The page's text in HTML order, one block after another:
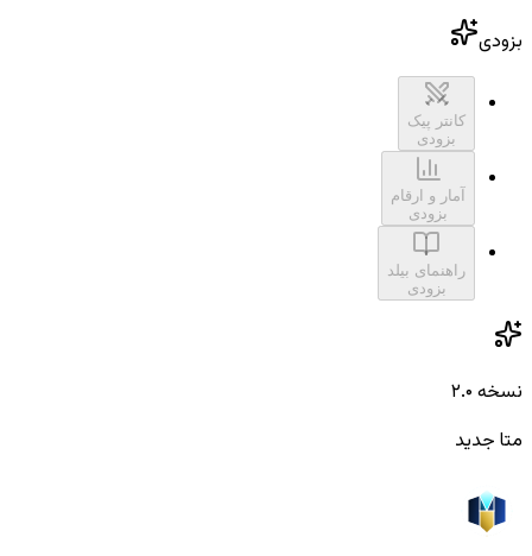
بزودی
کانتر پیک
بزودی
آمار و ارقام
بزودی
راهنمای بیلد
بزودی
نسخه ۲.۰
متا جدید